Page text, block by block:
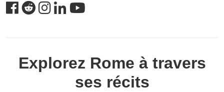
Explorez Rome à travers
ses récits